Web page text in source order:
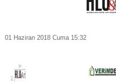
01 Haziran 2018 Cuma 15:32